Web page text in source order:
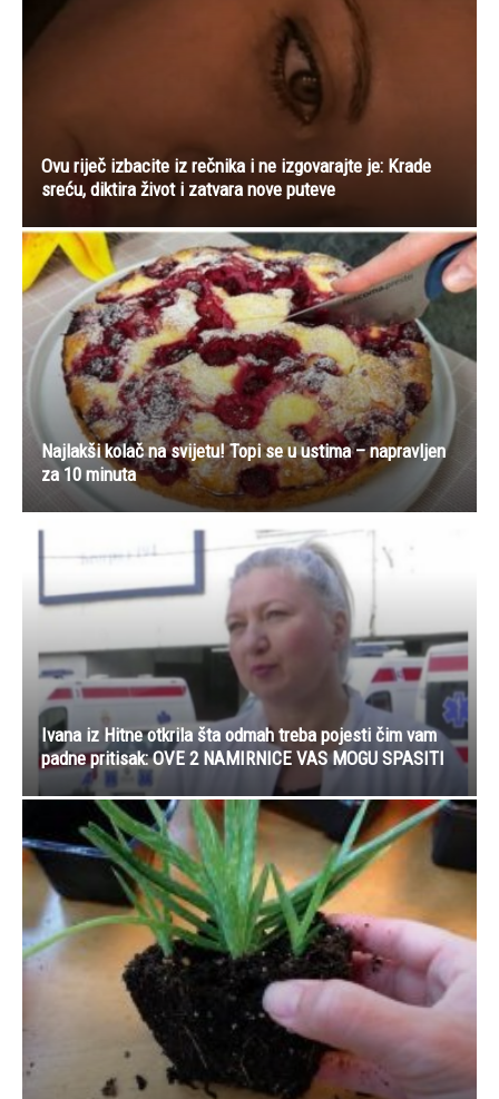
Ovu riječ izbacite iz rečnika i ne izgovarajte je: Krade
sreću, diktira život i zatvara nove puteve
Najlakši kolač na svijetu! Topi se u ustima – napravljen
za 10 minuta
Ivana iz Hitne otkrila šta odmah treba pojesti čim vam
padne pritisak: OVE 2 NAMIRNICE VAS MOGU SPASITI